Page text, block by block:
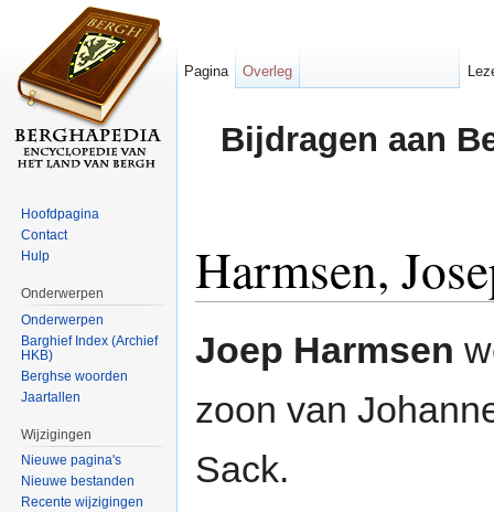
Bijdragen aan
Harmsen,
Joep Harmsen
zoon van
Sack.
Pagina Overleg
Hoofdpagina
Contact
Hulp
Onderwerpen
Onderwerpen
Barghief Index (Archief
HKB)
Berghse woorden
Jaartallen
Wijzigingen
Nieuwe pagina's
Nieuwe bestanden
Recente wijzigingen